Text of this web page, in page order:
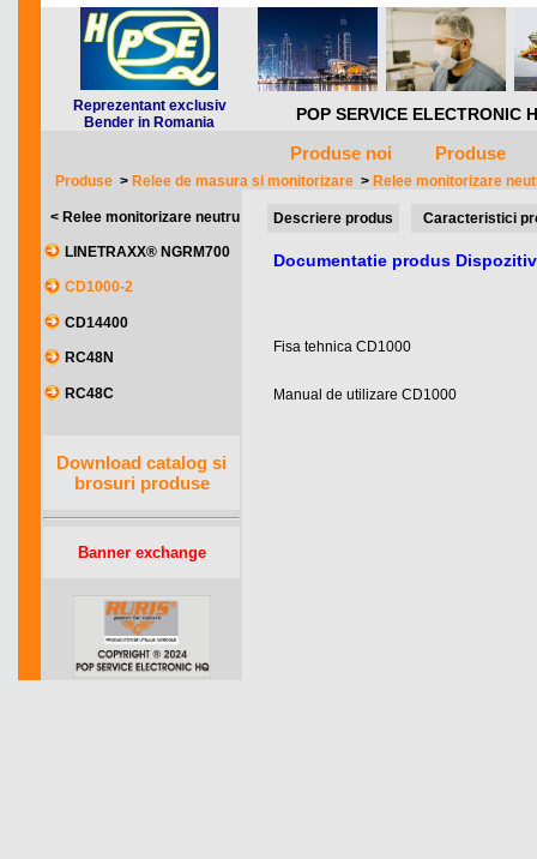
Reprezentant exclusiv
Bender in Romania
POP SERVICE
Produse noi Produse
Produse > Relee de masura si monitorizare > Relee monitorizare
< Relee monitorizare neutru
LINETRAXX® NGRM700
CD1000-2
CD14400
RC48N
RC48C
Download catalog si
brosuri produse
Banner exchange
Descriere produs Caracteristici
Documentatie produs
Fisa tehnica CD1000
Manual de utilizare CD1000